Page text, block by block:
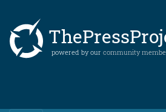
powered by our community